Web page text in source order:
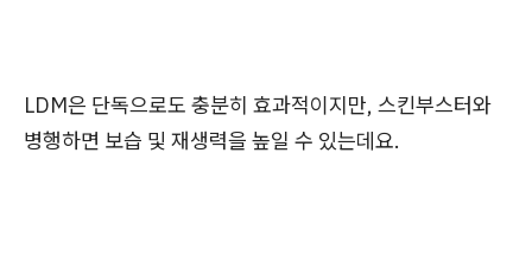
LDM은 단독으로도 충분히 효과적이지만, 스킨부스터와
병행하면 보습 및 재생력을 높일 수 있는데요.